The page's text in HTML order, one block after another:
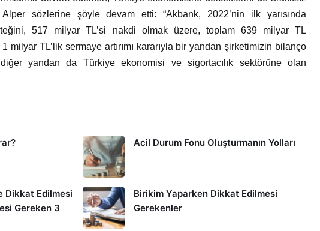
sözlerine şöyle devam etti: “Akbank, 2022’nin ilk yarısında
517 milyar TL’si nakdi olmak üzere, toplam 639 milyar TL
milyar TL’lik sermaye artırımı kararıyla bir yandan şirketimizin bilanço
yandan da Türkiye ekonomisi ve sigortacılık sektörüne olan
Acil Durum Fonu Oluşturmanın Yolları
Dikkat Edilmesi
Gereken 3
Birikim Yaparken Dikkat Edilmesi
Gerekenler